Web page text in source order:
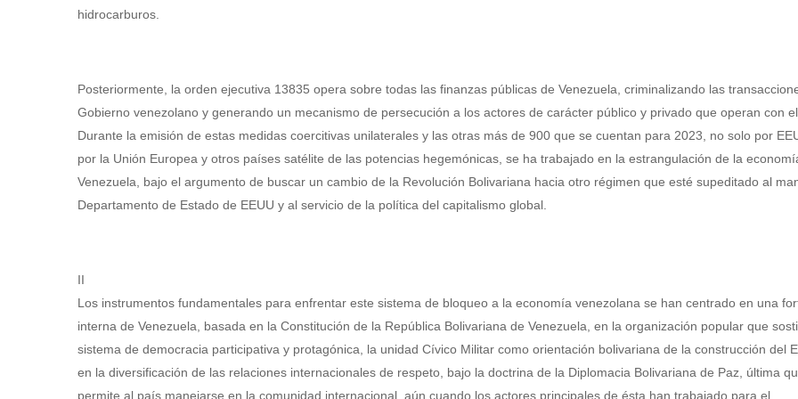
hidrocarburos.
Posteriormente, la orden ejecutiva 13835 opera sobre todas las finanzas públicas de Venezuela, criminalizando las
Gobierno venezolano y generando un mecanismo de persecución a los actores de carácter público y privado que operan con
Durante la emisión de estas medidas coercitivas unilaterales y las otras más de 900 que se cuentan para 2023, no solo por
por la Unión Europea y otros países satélite de las potencias hegemónicas, se ha trabajado en la estrangulación de la
Venezuela, bajo el argumento de buscar un cambio de la Revolución Bolivariana hacia otro régimen que esté supeditado al
Departamento de Estado de EEUU y al servicio de la política del capitalismo global.
II
Los instrumentos fundamentales para enfrentar este sistema de bloqueo a la economía venezolana se han centrado en una
interna de Venezuela, basada en la Constitución de la República Bolivariana de Venezuela, en la organización popular que
sistema de democracia participativa y protagónica, la unidad Cívico Militar como orientación bolivariana de la construcción del
en la diversificación de las relaciones internacionales de respeto, bajo la doctrina de la Diplomacia Bolivariana de Paz, última
permite al país manejarse en la comunidad internacional, aún cuando los actores principales de ésta han trabajado para el